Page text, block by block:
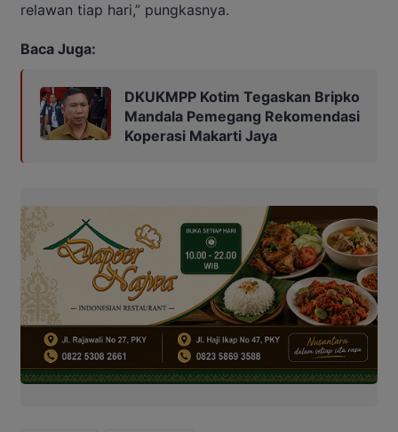
relawan tiap hari,” pungkasnya.
Baca Juga:
DKUKMPP Kotim Tegaskan Bripko
Mandala Pemegang Rekomendasi
Koperasi Makarti Jaya